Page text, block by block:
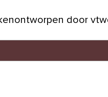
ontworpen door